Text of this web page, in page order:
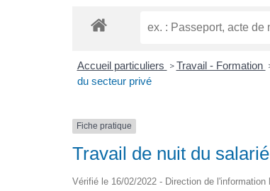
Accueil particuliers > Travail - Formation
du secteur privé
Fiche pratique
Travail de nuit du
Vérifié le 16/02/2022 - Direction de